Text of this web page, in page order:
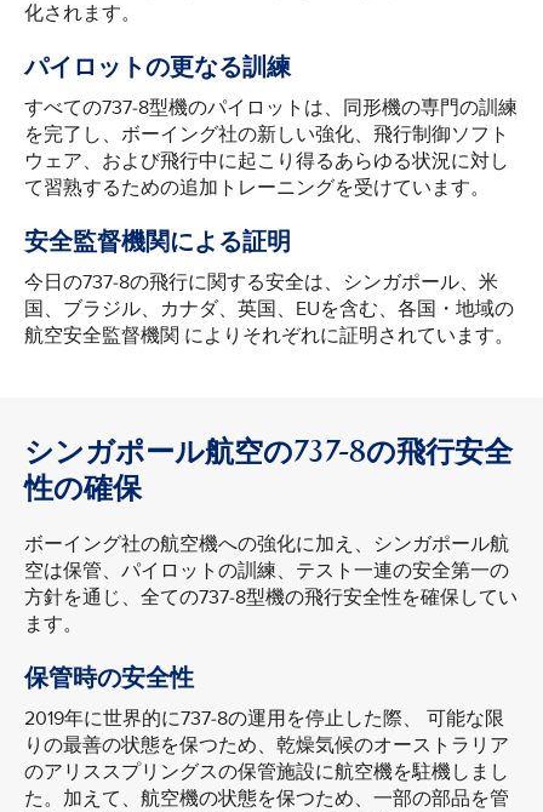
化されます。
パイロットの更なる訓練
すべての737-8型機のパイロットは、同形機の専門の訓練
を完了し、ボーイング社の新しい強化、飛行制御ソフト
ウェア、および飛行中に起こり得るあらゆる状況に対し
て習熟するための追加トレーニングを受けています。
安全監督機関による証明
今日の737-8の飛行に関する安全は、シンガポール、米
国、ブラジル、カナダ、英国、EUを含む、各国・地域の
航空安全監督機関 によりそれぞれに証明されています。
シンガポール航空の737-8の飛行安全
性の確保
ボーイング社の航空機への強化に加え、シンガポール航
空は保管、パイロットの訓練、テスト一連の安全第一の
方針を通じ、全ての737-8型機の飛行安全性を確保してい
ます。
保管時の安全性
2019年に世界的に737-8の運用を停止した際、 可能な限
りの最善の状態を保つため、乾燥気候のオーストラリア
のアリススプリングスの保管施設に航空機を駐機しまし
た。加えて、航空機の状態を保つため、一部の部品を管